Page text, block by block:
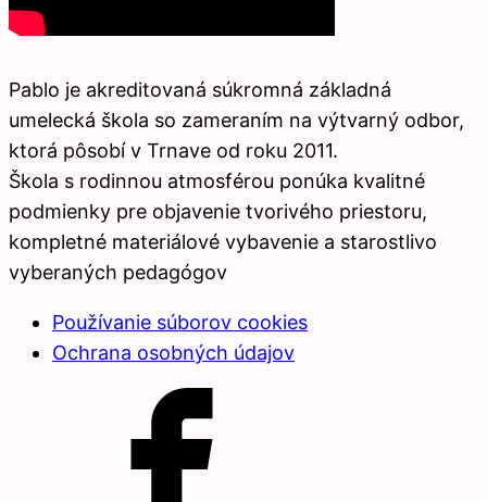
Pablo je akreditovaná súkromná základná
umelecká škola so zameraním na výtvarný odbor,
ktorá pôsobí v Trnave od roku 2011.
Škola s rodinnou atmosférou ponúka kvalitné
podmienky pre objavenie tvorivého priestoru,
kompletné materiálové vybavenie a starostlivo
vyberaných pedagógov
Používanie súborov cookies
Ochrana osobných údajov